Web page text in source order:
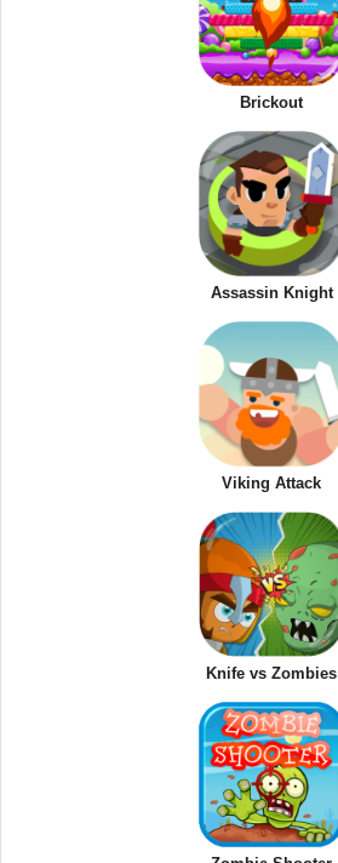
Brickout
Assassin Knight
Viking Attack
Knife vs Zombies